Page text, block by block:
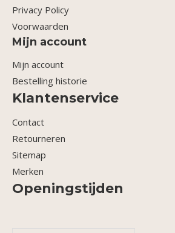
Privacy Policy
Voorwaarden
Mijn account
Mijn account
Bestelling historie
Klantenservice
Contact
Retourneren
Sitemap
Merken
Openingstijden